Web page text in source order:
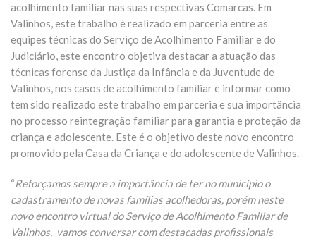
acolhimento familiar nas suas respectivas Comarcas. Em
Valinhos, este trabalho é realizado em parceria entre as
equipes técnicas do Serviço de Acolhimento Familiar e do
Judiciário, este encontro objetiva destacar a atuação das
técnicas forense da Justiça da Infância e da Juventude de
Valinhos, nos casos de acolhimento familiar e informar como
tem sido realizado este trabalho em parceria e sua importância
no processo reintegração familiar para garantia e proteção da
criança e adolescente. Este é o objetivo deste novo encontro
promovido pela Casa da Criança e do adolescente de Valinhos.
“Reforçamos sempre a importância de ter no município o
cadastramento de novas famílias acolhedoras, porém neste
novo encontro virtual do Serviço de Acolhimento Familiar de
Valinhos, vamos conversar com destacadas profissionais